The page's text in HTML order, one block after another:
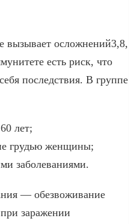
вызывает осложнений3,8,
есть риск, что
последствия. В группе
лет;
грудью женщины;
заболеваниями.
— обезвоживание
заражении